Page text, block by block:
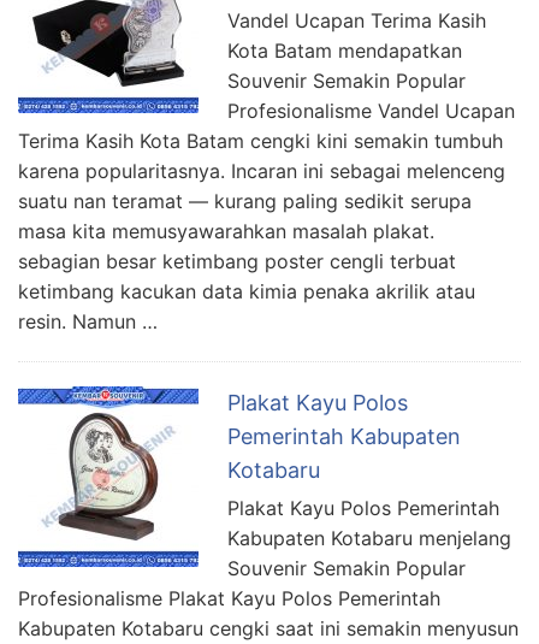
Vandel Ucapan Terima Kasih
Kota Batam mendapatkan
Souvenir Semakin Popular
Profesionalisme Vandel Ucapan
Terima Kasih Kota Batam cengki kini semakin tumbuh
karena popularitasnya. Incaran ini sebagai melenceng
suatu nan teramat — kurang paling sedikit serupa
masa kita memusyawarahkan masalah plakat.
sebagian besar ketimbang poster cengli terbuat
ketimbang kacukan data kimia penaka akrilik atau
resin. Namun …
Plakat Kayu Polos
Pemerintah Kabupaten
Kotabaru
Plakat Kayu Polos Pemerintah
Kabupaten Kotabaru menjelang
Souvenir Semakin Popular
Profesionalisme Plakat Kayu Polos Pemerintah
Kabupaten Kotabaru cengki saat ini semakin menyusun